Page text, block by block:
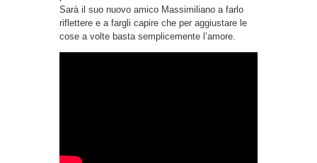
Sarà il suo nuovo amico Massimiliano a farlo
riflettere e a fargli capire che per aggiustare le
cose a volte basta semplicemente l’amore.